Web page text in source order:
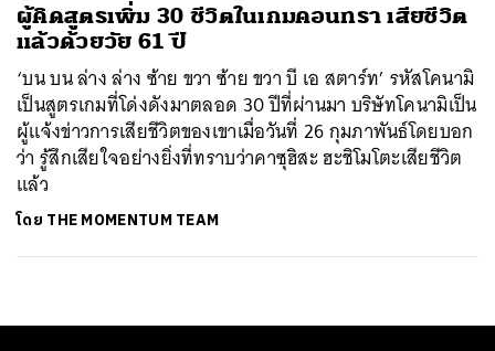
ผู้คิดสูตรเพิ่ม 30 ชีวิตในเกมคอนทรา เสียชีวิต
แล้วด้วยวัย 61 ปี
‘บน บน ล่าง ล่าง ซ้าย ขวา ซ้าย ขวา บี เอ สตาร์ท’ รหัสโคนามิ
เป็นสูตรเกมที่โด่งดังมาตลอด 30 ปีที่ผ่านมา บริษัทโคนามิเป็น
ผู้แจ้งข่าวการเสียชีวิตของเขาเมื่อวันที่ 26 กุมภาพันธ์โดยบอก
ว่า รู้สึกเสียใจอย่างยิ่งที่ทราบว่าคาซุฮิสะ ฮะชิโมโตะเสียชีวิต
แล้ว
โดย THE MOMENTUM TEAM